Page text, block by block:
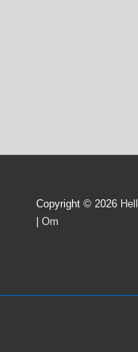
Copyright © 2026
Om